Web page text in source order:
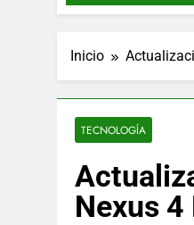
Inicio
TECNOLOGÍA
Nexus 4